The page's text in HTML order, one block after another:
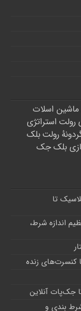
ماشین اسلات
رولت استراتژی
رولتبلک
بلک جک
اسلات ۲۰۲۶؛ از کلاسیک تا
اندازه شرط،
کنسرت‌های زنده
جک‌پات‌ آنلاین
بندی و